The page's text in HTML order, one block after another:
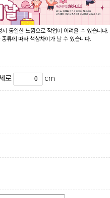
동일한 느낌으로 작업이 어려울 수 있습니다.
류에 따라 색상차이가 날 수 있습니다.
로 cm